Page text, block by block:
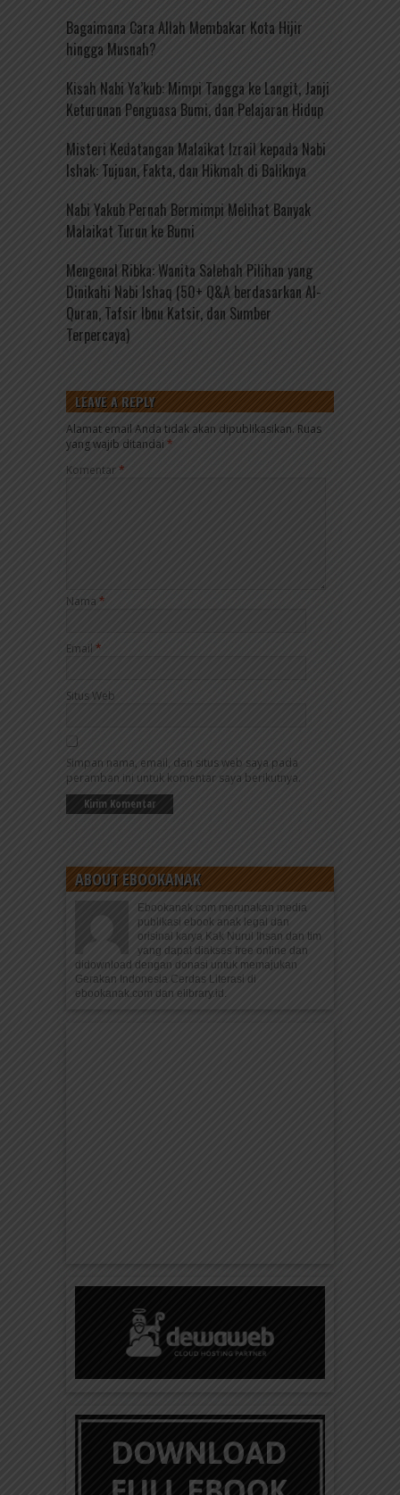
Bagaimana Cara Allah Membakar Kota Hijir
hingga Musnah?
Kisah Nabi Ya’kub: Mimpi Tangga ke Langit, Janji
Keturunan Penguasa Bumi, dan Pelajaran Hidup
Misteri Kedatangan Malaikat Izrail kepada Nabi
Ishak: Tujuan, Fakta, dan Hikmah di Baliknya
Nabi Yakub Pernah Bermimpi Melihat Banyak
Malaikat Turun ke Bumi
Mengenal Ribka: Wanita Salehah Pilihan yang
Dinikahi Nabi Ishaq (50+ Q&A berdasarkan Al-
Quran, Tafsir Ibnu Katsir, dan Sumber
Terpercaya)
LEAVE A REPLY
Alamat email Anda tidak akan dipublikasikan. Ruas
yang wajib ditandai *
Komentar *
Nama *
Email *
Situs Web
Simpan nama, email, dan situs web saya pada
peramban ini untuk komentar saya berikutnya.
ABOUT EBOOKANAK
Ebookanak.com merupakan media
publikasi ebook anak legal dan
orisinal karya Kak Nurul Ihsan dan tim
yang dapat diakses free online dan
didownload dengan donasi untuk memajukan
Gerakan Indonesia Cerdas Literasi di
ebookanak.com dan elibrary.id.